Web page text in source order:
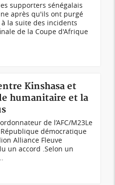
supporters sénégalais
après qu'ils ont purgé
la suite des incidents
de la Coupe d'Afrique
Kinshasa et
humanitaire et la
de l’AFC/M23Le
démocratique
Alliance Fleuve
un accord .Selon un